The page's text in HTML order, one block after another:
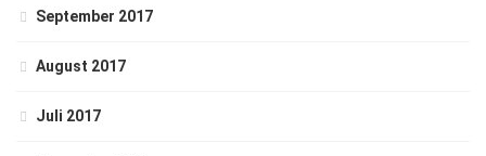
September 2017
August 2017
Juli 2017